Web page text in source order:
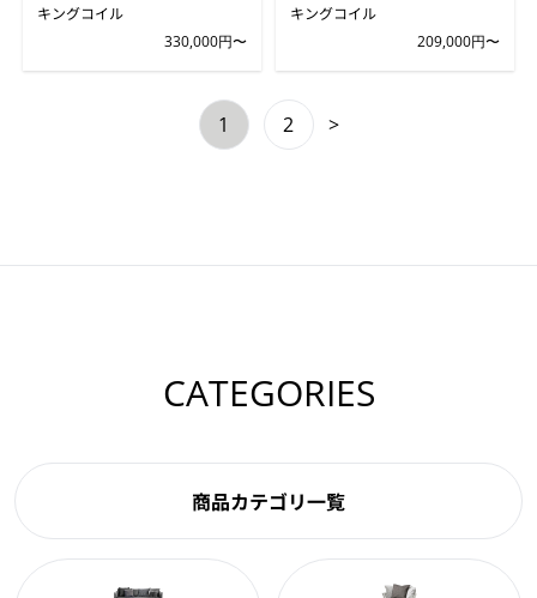
キングコイル
330,000円〜
キングコイル
209,000円〜
1 2 >
CATEGORIES
商品カテゴリ一覧